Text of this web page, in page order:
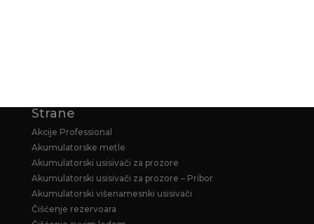
Strane
Akcije Professional
Akumulatorske metle
Akumulatorski usisivači za prozore
Akumulatorski usisivači za prozore – Pribor
Akumulatorski višenamesnki usisivači
Čišćenje rezervoara